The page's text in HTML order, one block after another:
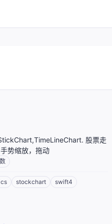
股票走
势缩放，拖动
stockchart swift4